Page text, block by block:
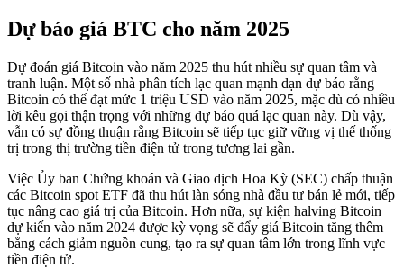
Dự báo giá BTC cho năm 2025
Dự đoán giá Bitcoin vào năm 2025 thu hút nhiều sự quan tâm và
tranh luận. Một số nhà phân tích lạc quan mạnh dạn dự báo rằng
Bitcoin có thể đạt mức 1 triệu USD vào năm 2025, mặc dù có nhiều
lời kêu gọi thận trọng với những dự báo quá lạc quan này. Dù vậy,
vẫn có sự đồng thuận rằng Bitcoin sẽ tiếp tục giữ vững vị thế thống
trị trong thị trường tiền điện tử trong tương lai gần.
Việc Ủy ban Chứng khoán và Giao dịch Hoa Kỳ (SEC) chấp thuận
các Bitcoin spot ETF đã thu hút làn sóng nhà đầu tư bán lẻ mới, tiếp
tục nâng cao giá trị của Bitcoin. Hơn nữa, sự kiện halving Bitcoin
dự kiến vào năm 2024 được kỳ vọng sẽ đẩy giá Bitcoin tăng thêm
bằng cách giảm nguồn cung, tạo ra sự quan tâm lớn trong lĩnh vực
tiền điện tử.